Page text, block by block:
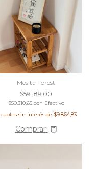
Mesita Forest
$59.189,00
$50.310,65 con Efectivo
cuotas sin interés de $9.864,83
Comprar